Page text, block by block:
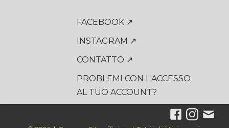
FACEBOOK ↗
INSTAGRAM ↗
CONTATTO ↗
PROBLEMI CON L'ACCESSO
AL TUO ACCOUNT?